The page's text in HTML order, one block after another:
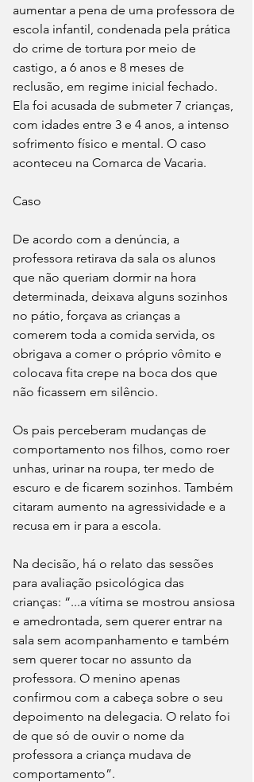
aumentar a pena de uma professora de
escola infantil, condenada pela prática
do crime de tortura por meio de
castigo, a 6 anos e 8 meses de
reclusão, em regime inicial fechado.
Ela foi acusada de submeter 7 crianças,
com idades entre 3 e 4 anos, a intenso
sofrimento físico e mental. O caso
aconteceu na Comarca de Vacaria.
Caso
De acordo com a denúncia, a
professora retirava da sala os alunos
que não queriam dormir na hora
determinada, deixava alguns sozinhos
no pátio, forçava as crianças a
comerem toda a comida servida, os
obrigava a comer o próprio vômito e
colocava fita crepe na boca dos que
não ficassem em silêncio.
Os pais perceberam mudanças de
comportamento nos filhos, como roer
unhas, urinar na roupa, ter medo de
escuro e de ficarem sozinhos. Também
citaram aumento na agressividade e a
recusa em ir para a escola.
Na decisão, há o relato das sessões
para avaliação psicológica das
crianças: “...a vítima se mostrou ansiosa
e amedrontada, sem querer entrar na
sala sem acompanhamento e também
sem querer tocar no assunto da
professora. O menino apenas
confirmou com a cabeça sobre o seu
depoimento na delegacia. O relato foi
de que só de ouvir o nome da
professora a criança mudava de
comportamento”.